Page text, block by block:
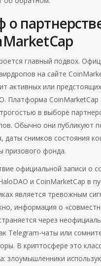
главный подвох.
на сайте
активных или
Платформа CoinMarketCap
в выборе
Обычно они публикуют
даты снимков состояния
призового фонда.
официальной записи о
и CoinMarketCap в
является тревожным
информация о
через
Telegram-чаты или
В криптосфере это
злоумышленники